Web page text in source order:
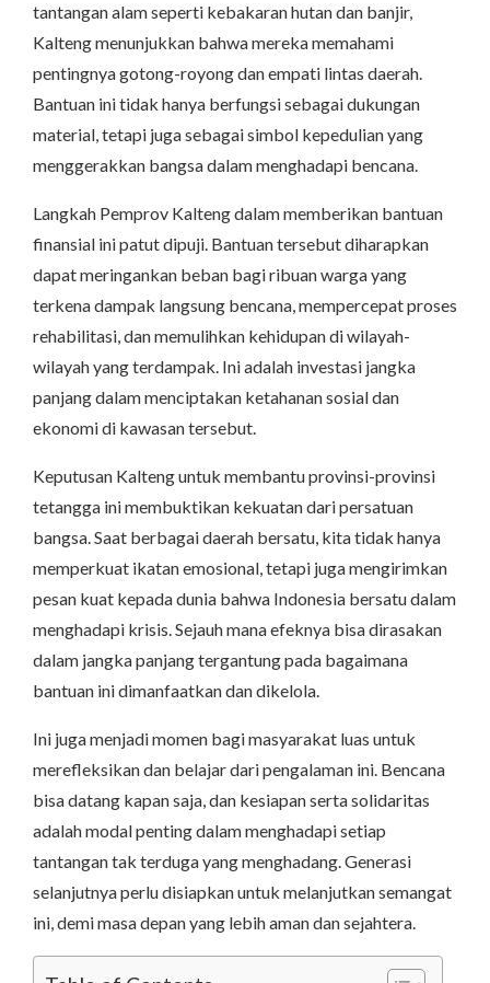
tantangan alam seperti kebakaran hutan dan banjir,
Kalteng menunjukkan bahwa mereka memahami
pentingnya gotong-royong dan empati lintas daerah.
Bantuan ini tidak hanya berfungsi sebagai dukungan
material, tetapi juga sebagai simbol kepedulian yang
menggerakkan bangsa dalam menghadapi bencana.
Langkah Pemprov Kalteng dalam memberikan bantuan
finansial ini patut dipuji. Bantuan tersebut diharapkan
dapat meringankan beban bagi ribuan warga yang
terkena dampak langsung bencana, mempercepat proses
rehabilitasi, dan memulihkan kehidupan di wilayah-
wilayah yang terdampak. Ini adalah investasi jangka
panjang dalam menciptakan ketahanan sosial dan
ekonomi di kawasan tersebut.
Keputusan Kalteng untuk membantu provinsi-provinsi
tetangga ini membuktikan kekuatan dari persatuan
bangsa. Saat berbagai daerah bersatu, kita tidak hanya
memperkuat ikatan emosional, tetapi juga mengirimkan
pesan kuat kepada dunia bahwa Indonesia bersatu dalam
menghadapi krisis. Sejauh mana efeknya bisa dirasakan
dalam jangka panjang tergantung pada bagaimana
bantuan ini dimanfaatkan dan dikelola.
Ini juga menjadi momen bagi masyarakat luas untuk
merefleksikan dan belajar dari pengalaman ini. Bencana
bisa datang kapan saja, dan kesiapan serta solidaritas
adalah modal penting dalam menghadapi setiap
tantangan tak terduga yang menghadang. Generasi
selanjutnya perlu disiapkan untuk melanjutkan semangat
ini, demi masa depan yang lebih aman dan sejahtera.